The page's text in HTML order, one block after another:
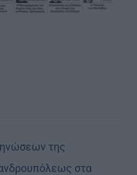
της
στα